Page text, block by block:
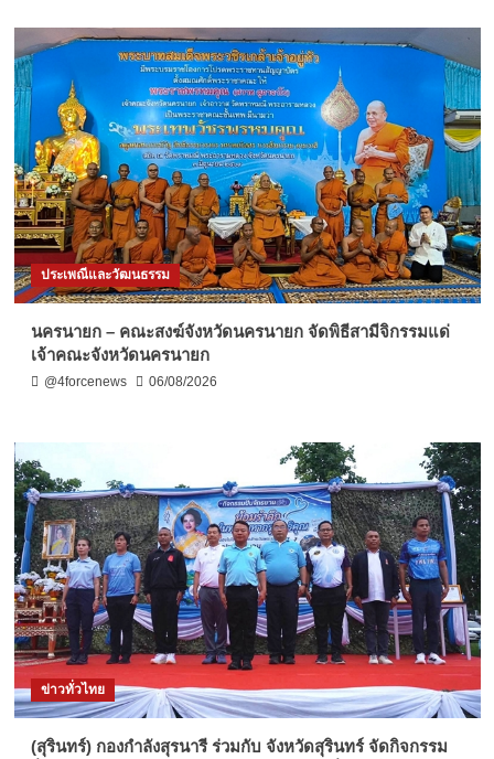
ประเพณีและวัฒนธรรม
นครนายก – คณะสงฆ์จังหวัดนครนายก จัดพิธีสามีจิกรรมแด่
เจ้าคณะจังหวัดนครนายก
@4forcenews 06/08/2026
ข่าวทั่วไทย
(สุรินทร์) กองกำลังสุรนารี ร่วมกับ จังหวัดสุรินทร์ จัดกิจกรรม